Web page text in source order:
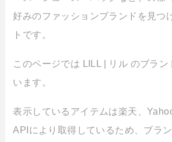
好みのファッションブランドを見つ
トです。
このページでは LILL | リル のブラン
います。
表示しているアイテムは楽天、
APIにより取得しているため、ブラ